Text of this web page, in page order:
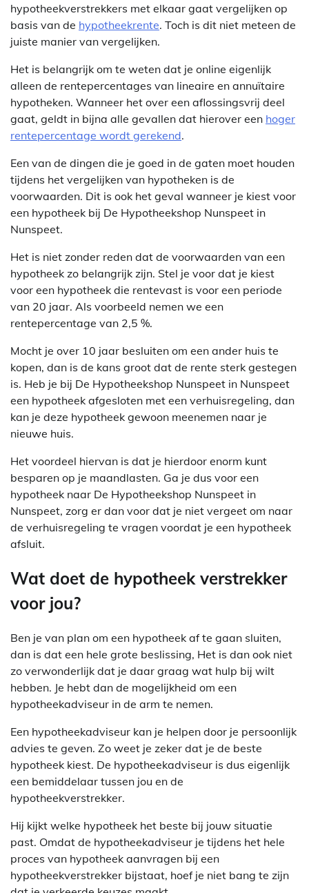
hypotheekverstrekkers met elkaar gaat vergelijken op
basis van de hypotheekrente. Toch is dit niet meteen de
juiste manier van vergelijken.
Het is belangrijk om te weten dat je online eigenlijk
alleen de rentepercentages van lineaire en annuïtaire
hypotheken. Wanneer het over een aflossingsvrij deel
gaat, geldt in bijna alle gevallen dat hierover een hoger
rentepercentage wordt gerekend.
Een van de dingen die je goed in de gaten moet houden
tijdens het vergelijken van hypotheken is de
voorwaarden. Dit is ook het geval wanneer je kiest voor
een hypotheek bij De Hypotheekshop Nunspeet in
Nunspeet.
Het is niet zonder reden dat de voorwaarden van een
hypotheek zo belangrijk zijn. Stel je voor dat je kiest
voor een hypotheek die rentevast is voor een periode
van 20 jaar. Als voorbeeld nemen we een
rentepercentage van 2,5 %.
Mocht je over 10 jaar besluiten om een ander huis te
kopen, dan is de kans groot dat de rente sterk gestegen
is. Heb je bij De Hypotheekshop Nunspeet in Nunspeet
een hypotheek afgesloten met een verhuisregeling, dan
kan je deze hypotheek gewoon meenemen naar je
nieuwe huis.
Het voordeel hiervan is dat je hierdoor enorm kunt
besparen op je maandlasten. Ga je dus voor een
hypotheek naar De Hypotheekshop Nunspeet in
Nunspeet, zorg er dan voor dat je niet vergeet om naar
de verhuisregeling te vragen voordat je een hypotheek
afsluit.
Wat doet de hypotheek verstrekker
voor jou?
Ben je van plan om een hypotheek af te gaan sluiten,
dan is dat een hele grote beslissing, Het is dan ook niet
zo verwonderlijk dat je daar graag wat hulp bij wilt
hebben. Je hebt dan de mogelijkheid om een
hypotheekadviseur in de arm te nemen.
Een hypotheekadviseur kan je helpen door je persoonlijk
advies te geven. Zo weet je zeker dat je de beste
hypotheek kiest. De hypotheekadviseur is dus eigenlijk
een bemiddelaar tussen jou en de
hypotheekverstrekker.
Hij kijkt welke hypotheek het beste bij jouw situatie
past. Omdat de hypotheekadviseur je tijdens het hele
proces van hypotheek aanvragen bij een
hypotheekverstrekker bijstaat, hoef je niet bang te zijn